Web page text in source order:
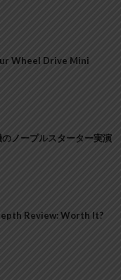
Wheel Drive Mini
ノープルスターター実演
Review: Worth It?